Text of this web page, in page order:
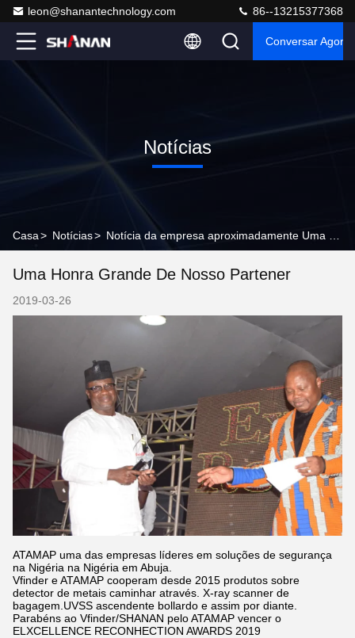
leon@shanantechnology.com 86--13215377368
Conversar Agora
Notícias
Casa> Notícias>
Uma Honra Grande De Nosso Partener
2019-03-26
ATAMAP uma das empresas líderes em soluções de segurança
na Nigéria na Nigéria em Abuja.
Vfinder e ATAMAP cooperam desde 2015 produtos sobre
detector de metais caminhar através. X-ray scanner de
bagagem.UVSS ascendente bollardo e assim por diante.
Parabéns ao Vfinder/SHANAN pelo ATAMAP vencer o
ELXCELLENCE RECONHECTION AWARDS 2019